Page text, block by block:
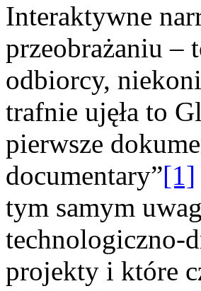
Interaktywne
przeobrażaniu –
odbiorcy,
trafnie ujęła to
pierwsze
documentary”[1]
tym samym
technologiczno-
projekty i które